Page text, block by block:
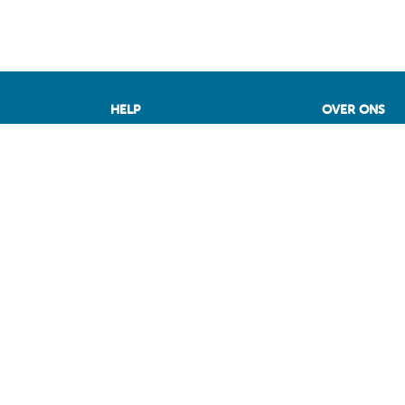
HELP OVER ONS